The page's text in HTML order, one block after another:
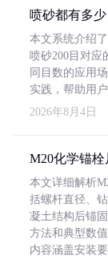
喷砂都有多少
本文系统介绍
喷砂200目对应
同目数的应用
实践，帮助用
2026年8月4日
M20化学锚
本文详细解析
括螺杆直径、
凝土结构后锚
方法和典型数
内容涵盖安装